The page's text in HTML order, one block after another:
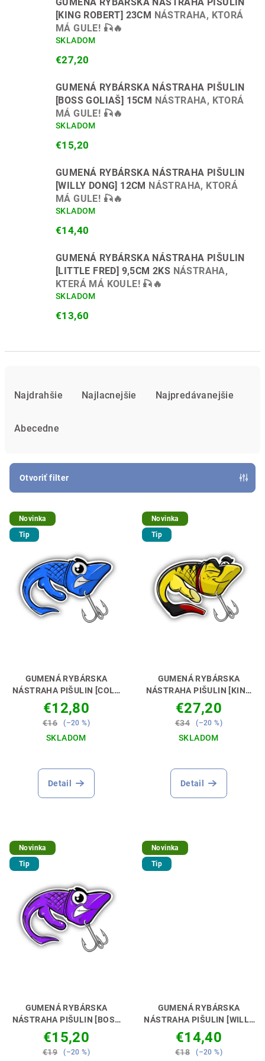
[KING ROBERT] 23CM NÁSTRAHA, KTORÁ
MÁ GULE! 🎣🔥
SKLADOM
€27,20
GUMENÁ RYBÁRSKA NÁSTRAHA PIŠULIN
[BOSS GOLIAŠ] 15CM NÁSTRAHA, KTORÁ
MÁ GULE! 🎣🔥
SKLADOM
€15,20
GUMENÁ RYBÁRSKA NÁSTRAHA PIŠULIN
[WILLY DONG] 12CM NÁSTRAHA, KTORÁ
MÁ GULE! 🎣🔥
SKLADOM
€14,40
GUMENÁ RYBÁRSKA NÁSTRAHA PIŠULIN
[LITTLE FRED] 9,5CM 2KS NÁSTRAHA,
KTERÁ MÁ KOULE! 🎣🔥
SKLADOM
€13,60
p
r
o
d
Najdrahšie Najlacnejšie Najpredávanejšie
Abecedne
Otvoriť filter
V
ý
p
Novinka
Tip
GUMENÁ RYBÁRSKA
NÁSTRAHA PIŠULIN [COLD
HARRY] 7,5CM 3KS
NÁSTRAHA, KTORÁ MÁ
GULE! 🎣🔥
€12,80
€16 (–20 %)
SKLADOM
Detail
Novinka
Tip
GUMENÁ RYBÁRSKA
NÁSTRAHA PIŠULIN [KING
ROBERT] 23CMNÁSTRAHA,
KTORÁ MÁ GULE! 🎣🔥
€27,20
€34 (–20 %)
SKLADOM
Detail
Novinka
Tip
GUMENÁ RYBÁRSKA
NÁSTRAHA PIŠULIN [BOSS
GOLIAŠ] 15CM NÁSTRAHA,
KTORÁ MÁ GULE! 🎣🔥
€15,20
€19 (–20 %)
Novinka
Tip
GUMENÁ RYBÁRSKA
NÁSTRAHA PIŠULIN [WILLY
DONG] 12CM
NÁSTRAHA,
KTORÁ MÁ GULE! 🎣🔥
€14,40
€18 (–20 %)